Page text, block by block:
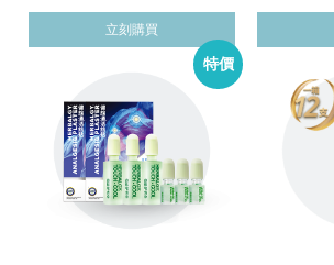
立刻購買
特價